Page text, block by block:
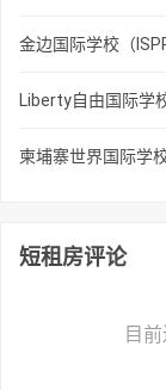
金边国际学校（
Liberty自由国际学
柬埔寨世界国际学校
短租房评论
目